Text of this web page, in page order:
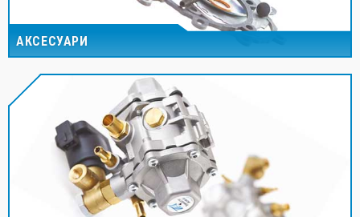
АКСЕСУАРИ